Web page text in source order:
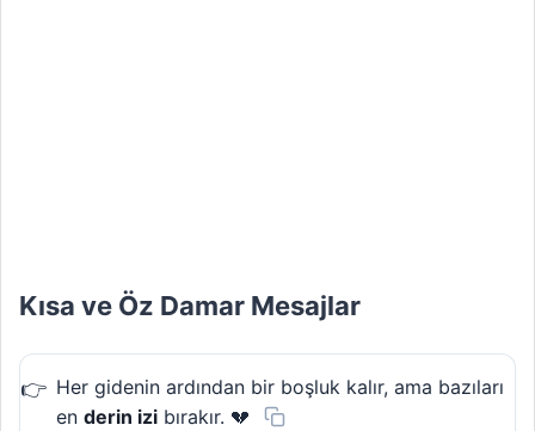
Kısa ve Öz Damar Mesajlar
Her gidenin ardından bir boşluk kalır, ama bazıları
en derin izi bırakır. 💔